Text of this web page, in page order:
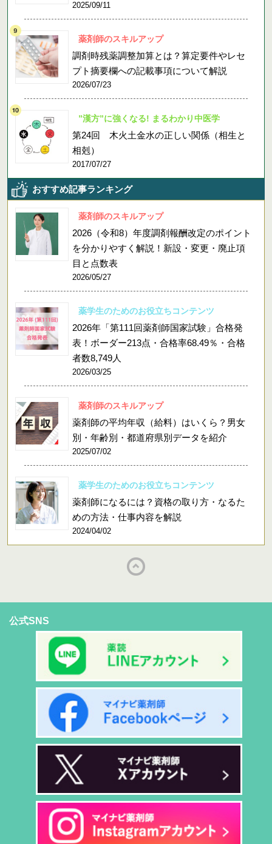
2025/09/11
薬剤師のスキルアップ
調剤時残薬調整加算とは？算定要件やレセ
プト摘要欄への記載事項について解説
2026/07/23
”漢方”に強くなる! まるわかり中医学
第24回 木火土金水の正しい関係（相生と
相剋）
2017/07/27
おすすめ記事ランキング
薬剤師のスキルアップ
2026（令和8）年度調剤報酬改定のポイント
を分かりやすく解説！新設・変更・廃止項
目と点数表
2026/05/27
薬学生のためのお役立ちコンテンツ
2026年「第111回薬剤師国家試験」合格発
表！ボーダー213点・合格率68.49％・合格
者数8,749人
2026/03/25
薬剤師のスキルアップ
薬剤師の平均年収（給料）はいくら？男女
別・年齢別・都道府県別データを紹介
2025/07/02
薬学生のためのお役立ちコンテンツ
薬剤師になるには？資格の取り方・なるた
めの方法・仕事内容を解説
2024/04/02
公式SNS